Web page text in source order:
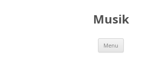
Musik
Menu